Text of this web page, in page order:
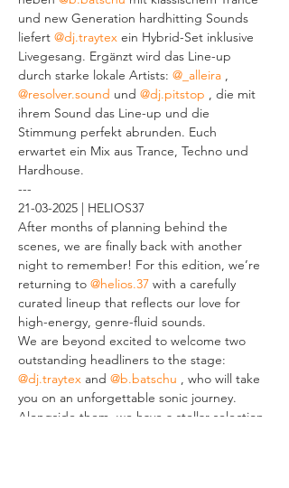
und new Generation hardhitting Sounds
liefert @dj.traytex ein Hybrid-Set inklusive
Livegesang. Ergänzt wird das Line-up
durch starke lokale Artists: @_alleira ,
@resolver.sound und @dj.pitstop , die mit
ihrem Sound das Line-up und die
Stimmung perfekt abrunden. Euch
erwartet ein Mix aus Trance, Techno und
Hardhouse.
---
21-03-2025 | HELIOS37
After months of planning behind the
scenes, we are finally back with another
night to remember! For this edition, we’re
returning to @helios.37 with a carefully
curated lineup that reflects our love for
high-energy, genre-fluid sounds.
We are beyond excited to welcome two
outstanding headliners to the stage:
@dj.traytex and @b.batschu , who will take
you on an unforgettable sonic journey.
Alongside them, we have a stellar selection